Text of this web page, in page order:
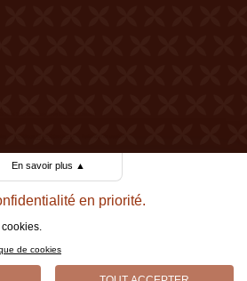
En savoir plus ▲
en priorité.
de cookies